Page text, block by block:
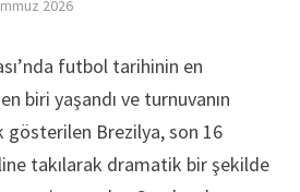
2026
futbol tarihinin en
biri yaşandı ve turnuvanın
Brezilya, son 16
takılarak dramatik bir şekilde